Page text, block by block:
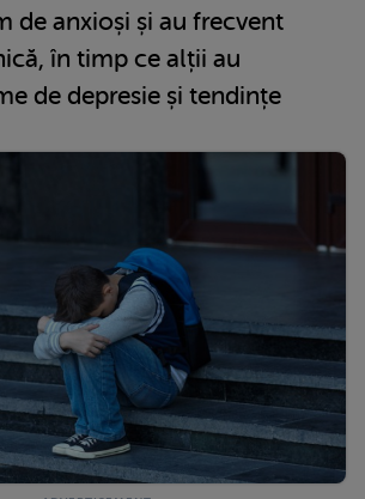
de anxioși și au frecvent
în timp ce alții au
de depresie și tendințe